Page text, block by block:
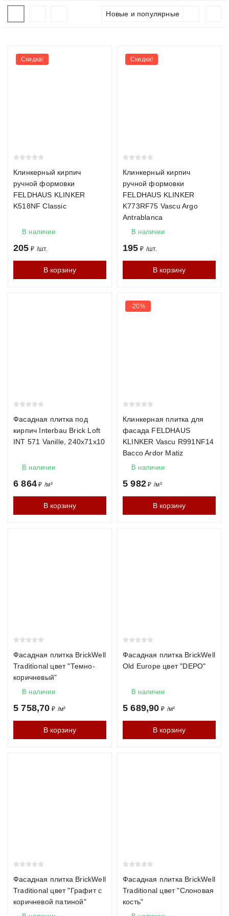
Как выбрать кирпич
характеристики. Мы помогаем подобрать материал под
проект и рассчитываем необходимое количество с запасом.
F150.
Клинкерный кирпич
Клинкерный кирпич обжигается при температуре свыше
1200°C, что обеспечивает исключительную твёрдость и
минимальное водопоглощение (менее 6%). Прочность
фасадов в суровых климатических условиях.
Производится методом холодного прессования без обжига.
Морозостойкость F100–F150 F200–F300
Водопоглощение до 6%
Долговечность 50–75 лет 100+ лет
₽
Roben
₽
Vandersanden 1НФ
от 85
F200
Чем отличается облицовочный кирпич от рядового?
Облицовочный кирпич имеет улучшенную внешнюю
поверхность и повышенные декоративные свойства.
Новые и популярные
Скидка!
Клинкерный кирпич
ручной формовки
FELDHAUS KLINKER
K518NF Classic
В наличии
205 ₽ /шт.
В корзину
Скидка!
Клинкерный кирпич
ручной формовки
FELDHAUS KLINKER
K773RF75 Vascu Argo
Antrablanca
В наличии
195 ₽ /шт.
В корзину
Фасадная плитка под
кирпич Interbau Brick Loft
INT 571 Vanille, 240х71х10
В наличии
6 864 ₽ /м²
В корзину
-20%
Клинкерная плитка для
фасада FELDHAUS
KLINKER Vascu R991NF14
Bacco Ardor Matiz
В наличии
5 982 ₽ /м²
В корзину
Фасадная плитка BrickWell
Traditional цвет "Темно-
коричневый"
В наличии
5 758,70 ₽ /м²
В корзину
Фасадная плитка BrickWell
Old Europe цвет "DEPO"
В наличии
5 689,90 ₽ /м²
В корзину
Фасадная плитка BrickWell
Traditional цвет "Графит с
коричневой патиной"
Фасадная плитка BrickWell
Traditional цвет "Слоновая
кость"